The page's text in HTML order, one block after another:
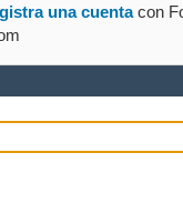
una cuentacon